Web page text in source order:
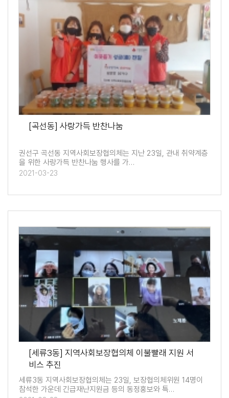
[곡선동] 사랑가득 반찬나눔
권선구 곡선동 지역사회보장협의체는 지난 23일, 관내 취약계층
을 위한 사랑가득 반찬나눔 행사를 가…
2021-03-23
[세류3동] 지역사회보장협의체 이불빨래 지원 서
비스 추진
세류3동 지역사회보장협의체는 23일, 보장협의체위원 14명이
참석한 가운데 긴급재난지원금 등의 동정홍보와 특…